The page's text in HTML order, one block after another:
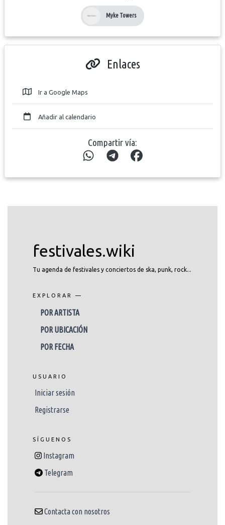
Myke Towers
Enlaces
Ir a Google Maps
Añadir al calendario
Compartir vía:
festivales.wiki
Tu agenda de festivales y conciertos de ska, punk, rock...
EXPLORAR —
POR ARTISTA
POR UBICACIÓN
POR FECHA
USUARIO
Iniciar sesión
Registrarse
SÍGUENOS
Instagram
Telegram
Contacta con nosotros